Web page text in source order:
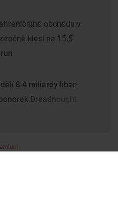
obchodu v
klesl na 15,5
8,4 miliardy liber
Dreadnought